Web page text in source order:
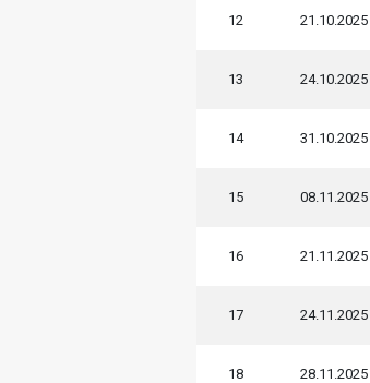
12 21.10.2025
13 24.10.2025
14 31.10.2025
15 08.11.2025
16 21.11.2025
17 24.11.2025
18 28.11.2025